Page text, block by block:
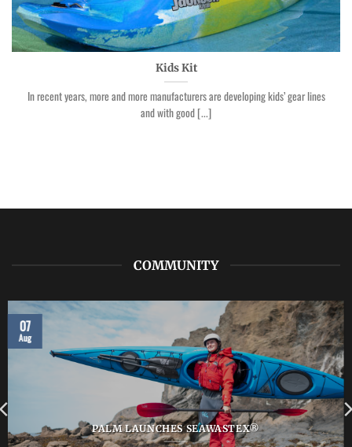
Kids Kit
In recent years, more and more manufacturers are developing kids’ gear lines
and with good [...]
COMMUNITY
PALM LAUNCHES SEAWASTEX®
07
Aug